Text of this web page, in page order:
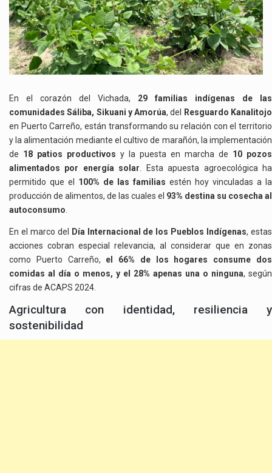
DE
PRÁCTICAS
SOSTENIBLES
En el corazón del Vichada, 29 familias indígenas de las
comunidades Sáliba, Sikuani y Amorúa, del
Resguardo Kanalitojo
en Puerto Carreño, están transformando su relación con el territorio
y la alimentación mediante el cultivo de marañón, la implementación
de 18 patios productivos y la puesta en marcha de 10 pozos
alimentados por energía solar. Esta apuesta agroecológica ha
permitido que el 100% de las familias estén hoy vinculadas a la
producción de alimentos, de las cuales el 93% destina su cosecha al
autoconsumo.
En el marco del Día Internacional de los Pueblos Indígenas, estas
acciones cobran especial relevancia, al considerar que en zonas
como Puerto Carreño, el 66% de los hogares consume dos
comidas al día o menos, y el 28% apenas una o ninguna, según
cifras de ACAPS 2024.
Agricultura con identidad, resiliencia y
sostenibilidad